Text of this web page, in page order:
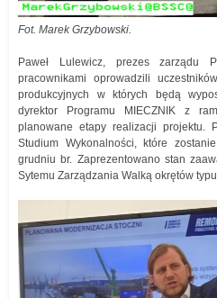
Fot. Marek Grzybowski.
Paweł Lulewicz, prezes zarządu
pracownikami oprowadzili
produkcyjnych w których będą
dyrektor Programu MIECZNIK z
planowane etapy realizacji projektu.
Studium Wykonalności, które
grudniu br. Zaprezentowano stan
Sytemu Zarządzania Walką okrętów